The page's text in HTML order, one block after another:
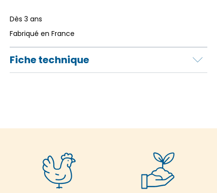
Dès 3 ans
Fabriqué en France
Fiche technique